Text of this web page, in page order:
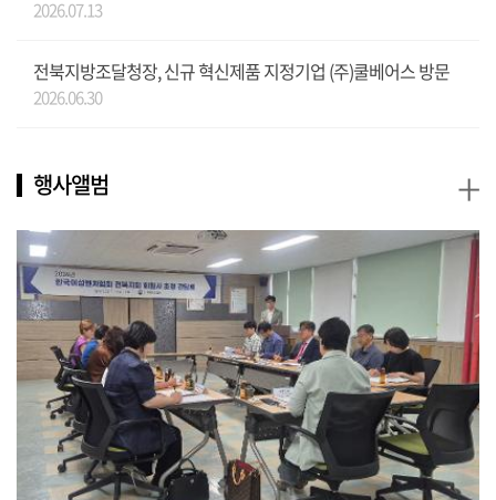
2026.07.13
전북지방조달청장, 신규 혁신제품 지정기업 (주)쿨베어스 방문
2026.06.30
행사앨범 +